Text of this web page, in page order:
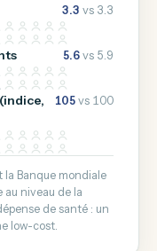
3.3 vs 3.3
5.6vs 5.9
105vs 100
Banque mondiale
au niveau de la
de santé : un
low-cost.